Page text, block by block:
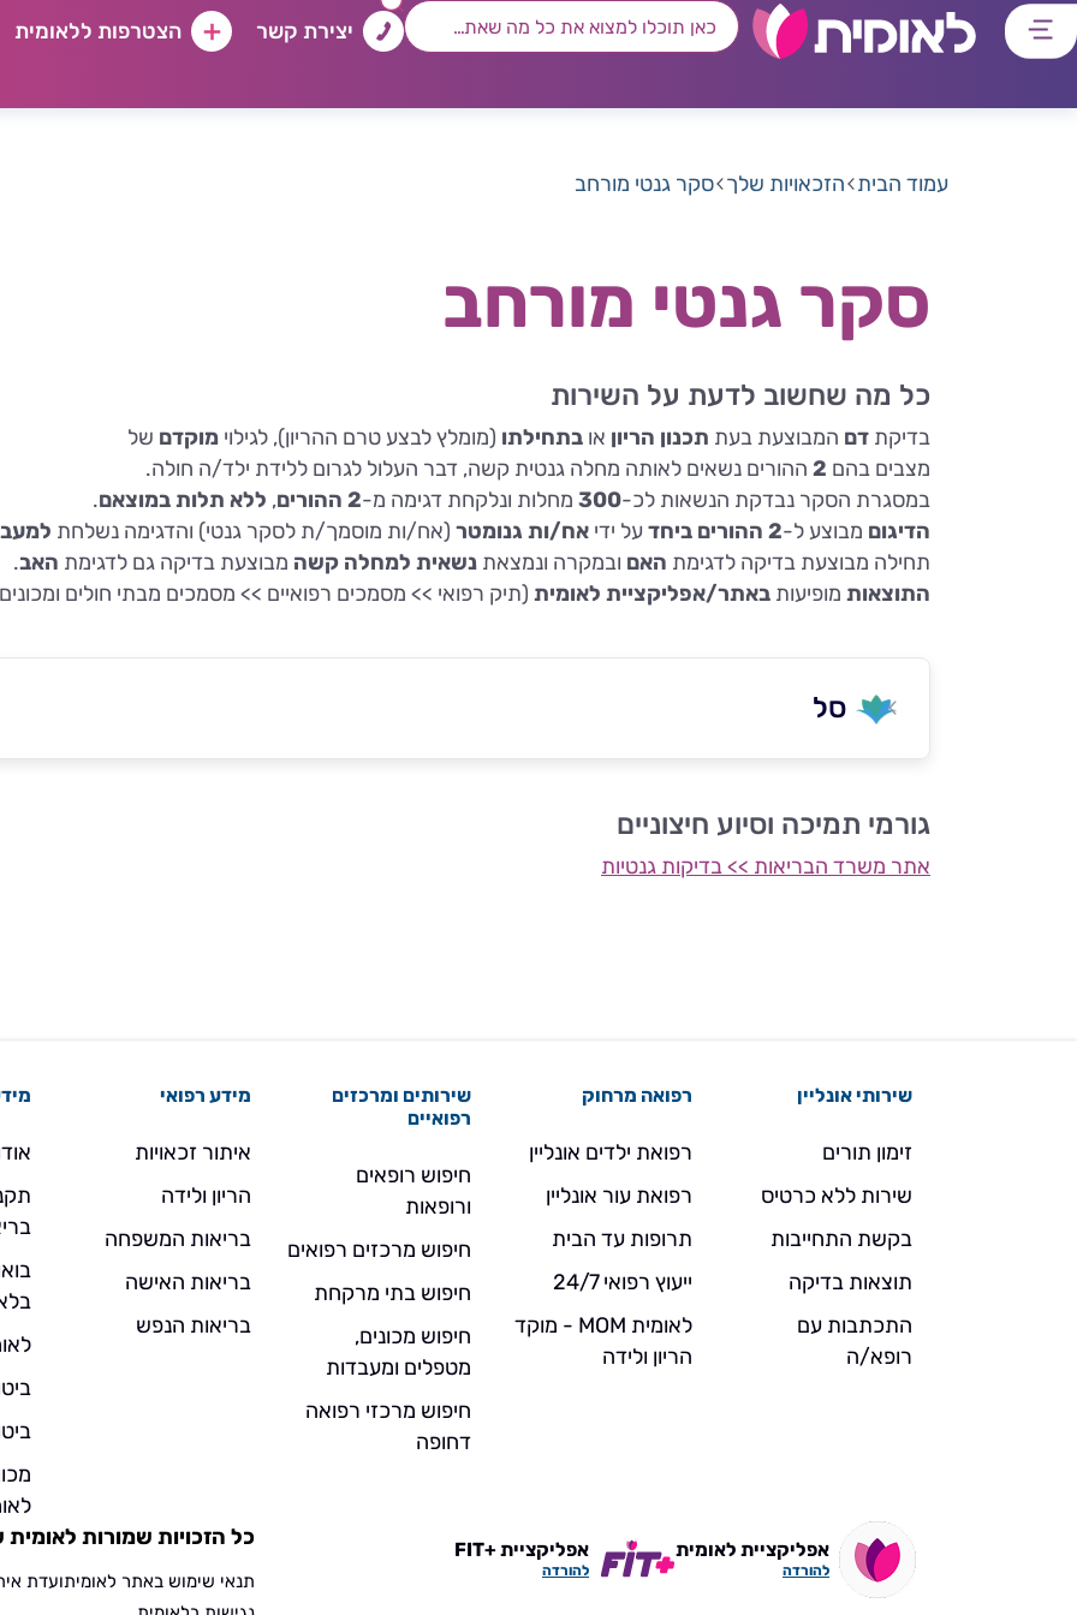
דלג
דלג
דלג
דלג
יצירת קשר הצטרפות ללאומית
עמוד הבית הזכאויות שלך סקר גנטי מורחב
סקר גנטי מורחב
כל מה שחשוב לדעת על השירות
בדיקת דם המבוצעת בעת תכנון הריון או בתחילתו (מומלץ לבצע טרם ההריון), לגילוי מוקדם של
מצבים בהם 2 ההורים נשאים לאותה מחלה גנטית קשה, דבר העלול לגרום ללידת ילד/ה חולה.
במסגרת הסקר נבדקת הנשאות לכ-300 מחלות ונלקחת דגימה מ-2 ההורים, ללא תלות במוצאם.
הדיגום מבוצע ל-2 ההורים ביחד על ידי אח/ות גנומטר (אח/ות מוסמך/ת לסקר גנטי) והדגימה נשלחת
תחילה מבוצעת בדיקה לדגימת האם ובמקרה ונמצאת נשאית למחלה קשה מבוצעת בדיקה גם לדגימת האב.
התוצאות מופיעות באתר/אפליקציית לאומית (תיק רפואי >> מסמכים רפואיים >> מסמכים מבתי חולים
סל
גורמי תמיכה וסיוע חיצוניים
אתר משרד הבריאות >> בדיקות גנטיות
שירותי אונליין
זימון תורים
שירות ללא כרטיס
בקשת התחייבות
תוצאות בדיקה
התכתבות עם
רופא/ה
רפואה מרחוק
רפואת ילדים אונליין
רפואת עור אונליין
תרופות עד הבית
ייעוץ רפואי 24/7
לאומית MOM - מוקד
הריון ולידה
שירותים ומרכזים
רפואיים
חיפוש רופאים
ורופאות
חיפוש מרכזים רפואים
חיפוש בתי מרקחת
חיפוש מכונים,
מטפלים ומעבדות
חיפוש מרכזי רפואה
דחופה
מידע רפואי
איתור זכאויות
הריון ולידה
בריאות המשפחה
בריאות האישה
בריאות הנפש
אפליקציית לאומית
להורדה
אפליקציית +FIT
להורדה
כל הזכויות שמורות לאומית
תנאי שימוש באתר לאומיתועדת